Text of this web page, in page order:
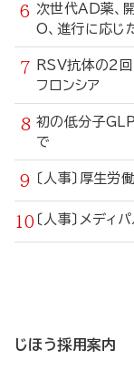
次世代AD薬、
O、進行に応じ
RSV抗体の2
フロンシア
初の低分子
で
〔人事〕厚生
〔人事〕メデ
じほう採用案内